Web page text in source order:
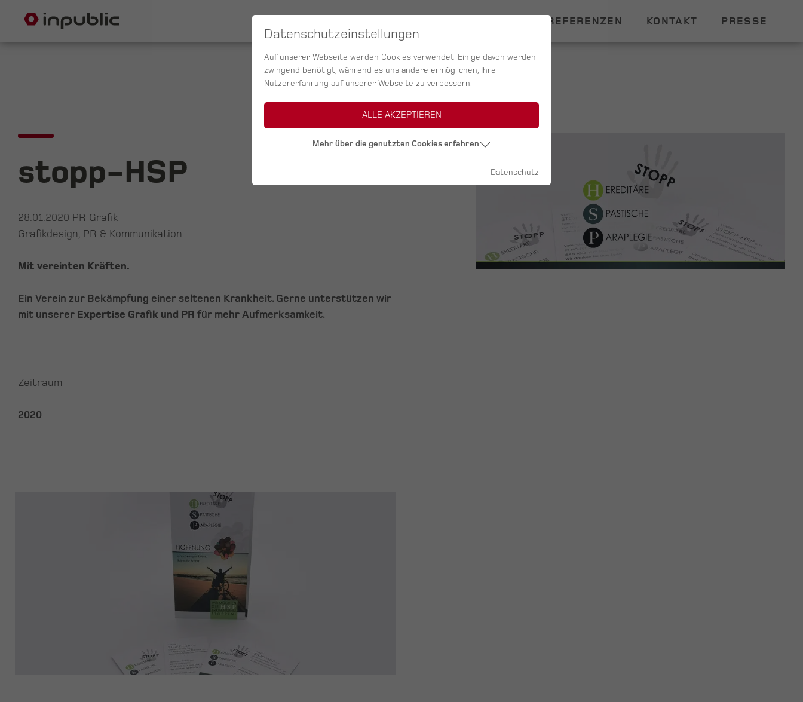
REFERENZEN KONTAKT PRESSE
stopp-HSP
28.01.2020 PR Grafik
Grafikdesign, PR & Kommunikation
Mit vereinten Kräften.
Ein Verein zur Bekämpfung einer seltenen Krankheit. Gerne unterstützen wir
mit unserer Expertise Grafik und PR für mehr Aufmerksamkeit.
Zeitraum
2020
Datenschutzeinstellungen
Auf unserer Webseite werden Cookies verwendet. Einige davon werden
zwingend benötigt, während es uns andere ermöglichen, Ihre
Nutzererfahrung auf unserer Webseite zu verbessern.
ALLE AKZEPTIEREN
Mehr über die genutzten Cookies erfahren
Datenschutz